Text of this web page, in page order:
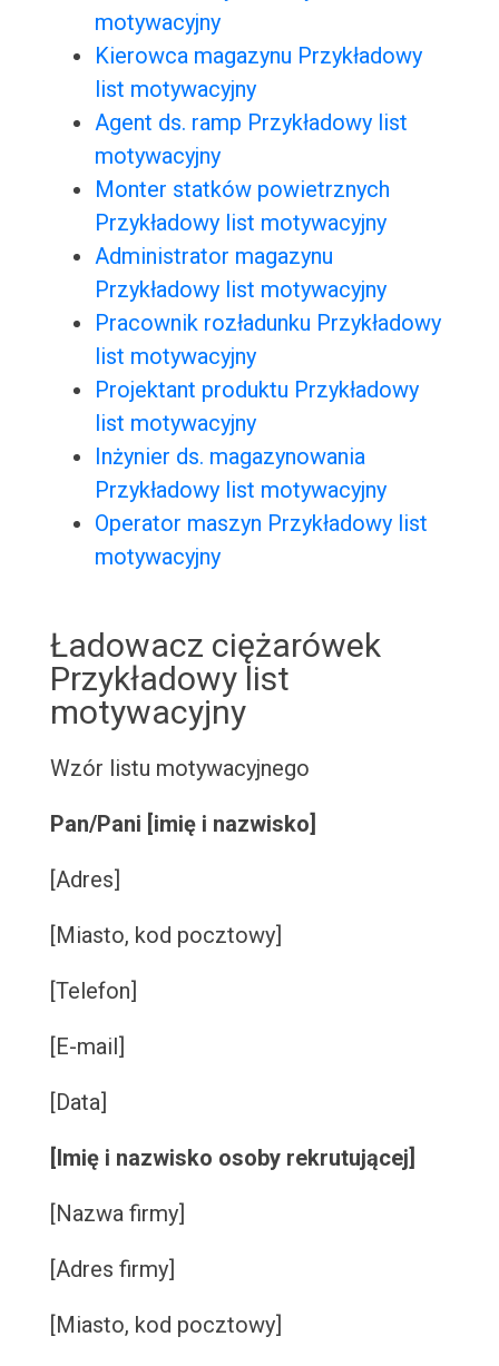
motywacyjny
Kierowca magazynu Przykładowy
list motywacyjny
Agent ds. ramp Przykładowy list
motywacyjny
Monter statków powietrznych
Przykładowy list motywacyjny
Administrator magazynu
Przykładowy list motywacyjny
Pracownik rozładunku Przykładowy
list motywacyjny
Projektant produktu Przykładowy
list motywacyjny
Inżynier ds. magazynowania
Przykładowy list motywacyjny
Operator maszyn Przykładowy list
motywacyjny
Ładowacz ciężarówek
Przykładowy list
motywacyjny
Wzór listu motywacyjnego
Pan/Pani [imię i nazwisko]
[Adres]
[Miasto, kod pocztowy]
[Telefon]
[E-mail]
[Data]
[Imię i nazwisko osoby rekrutującej]
[Nazwa firmy]
[Adres firmy]
[Miasto, kod pocztowy]